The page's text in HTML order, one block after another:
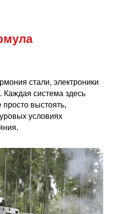
стали, электроники
система здесь
просто выстоять,
условиях